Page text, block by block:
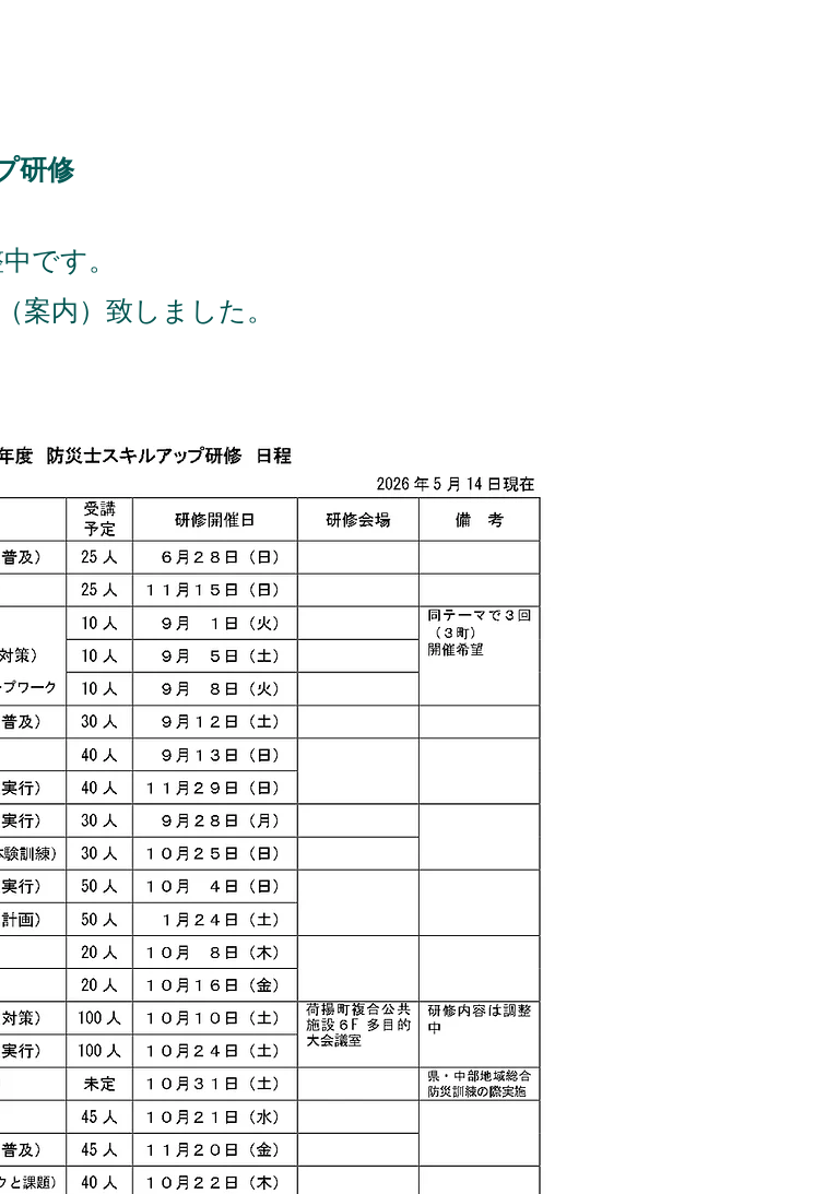
研修
です。
案内）致しました。